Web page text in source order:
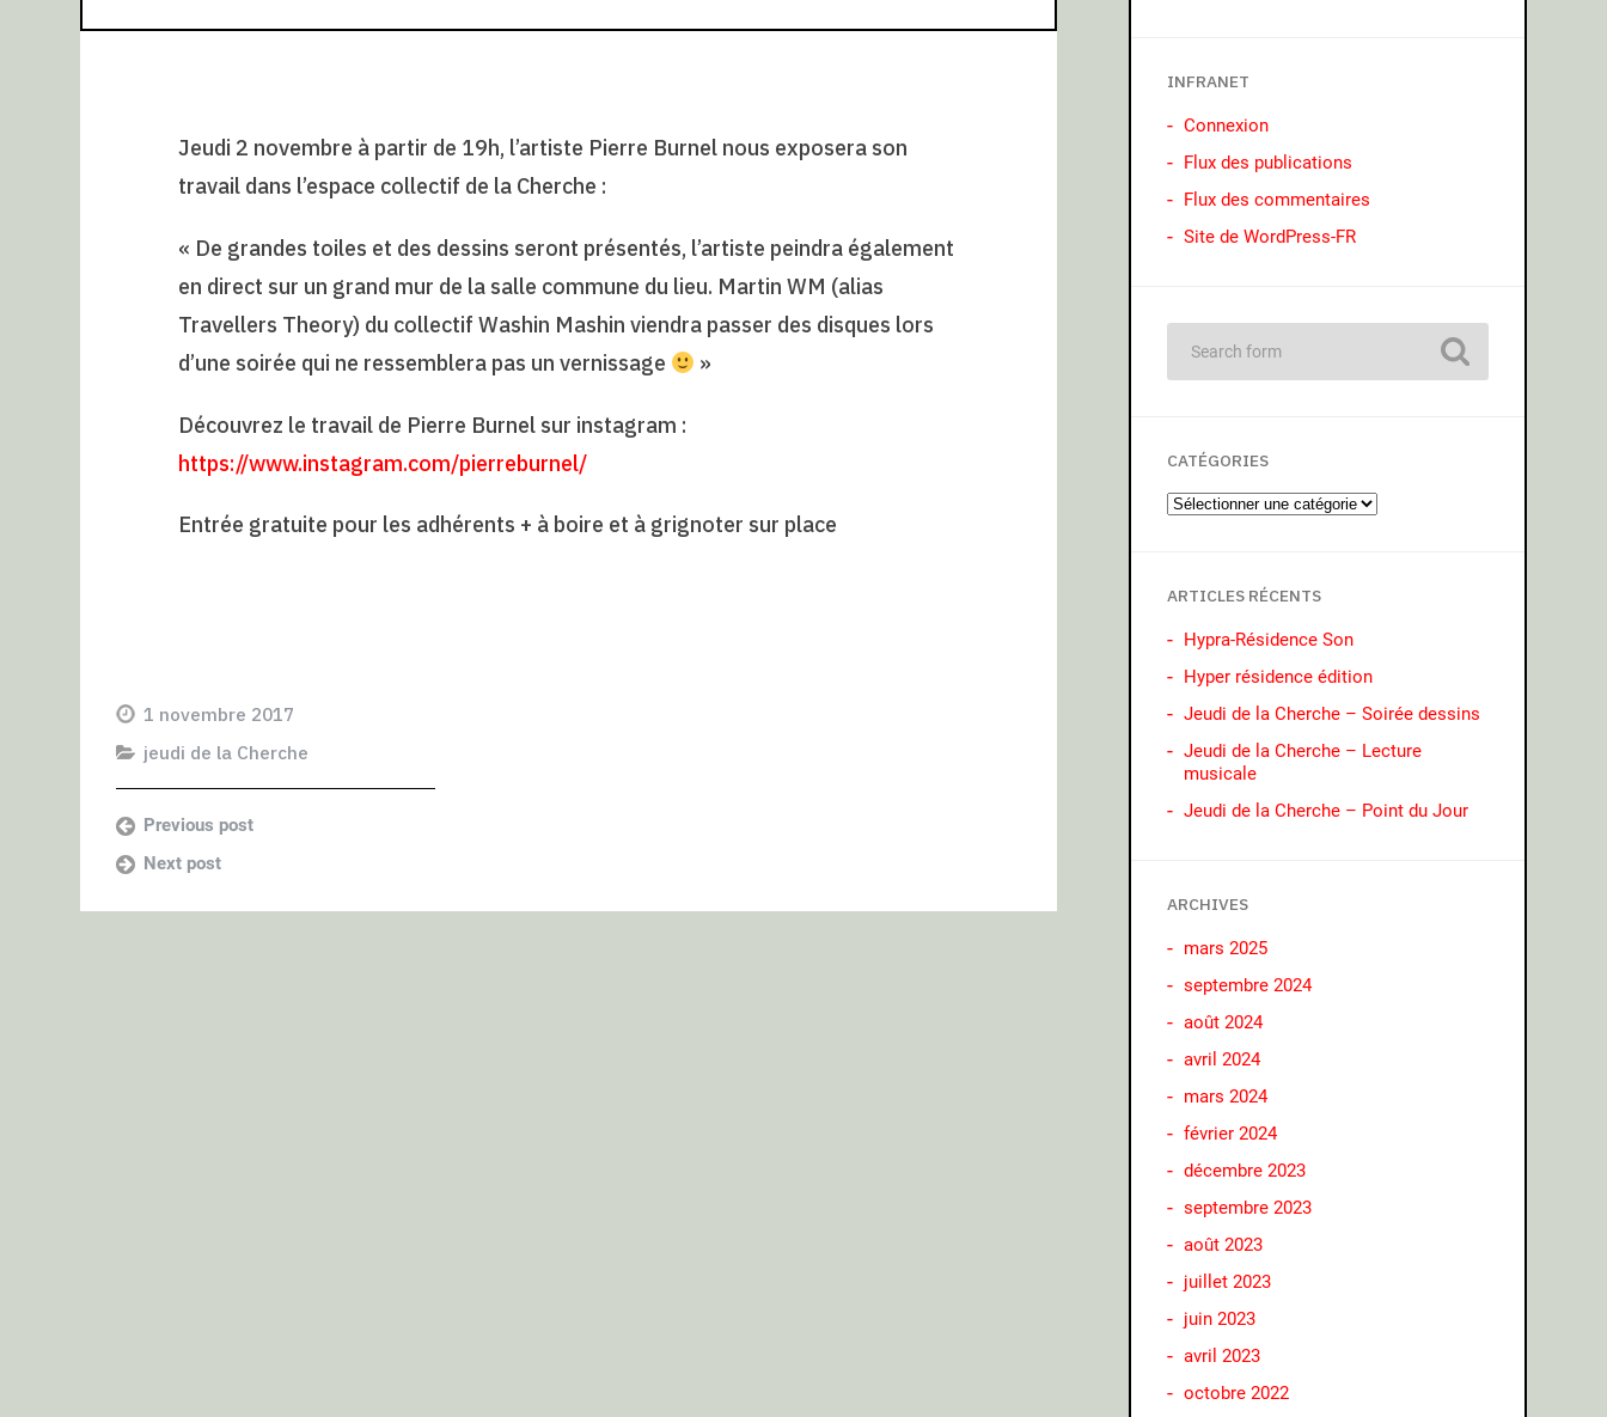
Jeudi 2 novembre à partir de 19h, l’artiste Pierre Burnel nous exposera son
travail dans l’espace collectif de la Cherche :
« De grandes toiles et des dessins seront présentés, l’artiste peindra également
en direct sur un grand mur de la salle commune du lieu. Martin WM (alias
Travellers Theory) du collectif Washin Mashin viendra passer des disques lors
d’une soirée qui ne ressemblera pas un vernissage
»
Découvrez le travail de Pierre Burnel sur instagram :
https://www.instagram.com/pierreburnel/
Entrée gratuite pour les adhérents + à boire et à grignoter sur place
1 novembre 2017
jeudi de la Cherche
Previous post
Next post
INFRANET
Connexion
Flux des publications
Flux des commentaires
Site de WordPress-FR
CATÉGORIES
ARTICLES RÉCENTS
Hypra-Résidence Son
Hyper résidence édition
Jeudi de la Cherche – Soirée dessins
Jeudi de la Cherche – Lecture
musicale
Jeudi de la Cherche – Point du Jour
ARCHIVES
mars 2025
septembre 2024
août 2024
avril 2024
mars 2024
février 2024
décembre 2023
septembre 2023
août 2023
juillet 2023
juin 2023
avril 2023
octobre 2022